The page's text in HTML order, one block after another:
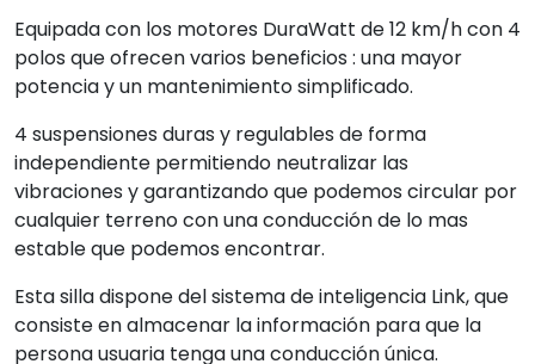
Equipada con los motores DuraWatt de 12 km/h con 4
polos que ofrecen varios beneficios : una mayor
potencia y un mantenimiento simplificado.
4 suspensiones duras y regulables de forma
independiente permitiendo neutralizar las
vibraciones y garantizando que podemos circular por
cualquier terreno con una conducción de lo mas
estable que podemos encontrar.
Esta silla dispone del sistema de inteligencia Link, que
consiste en almacenar la información para que la
persona usuaria tenga una conducción única.